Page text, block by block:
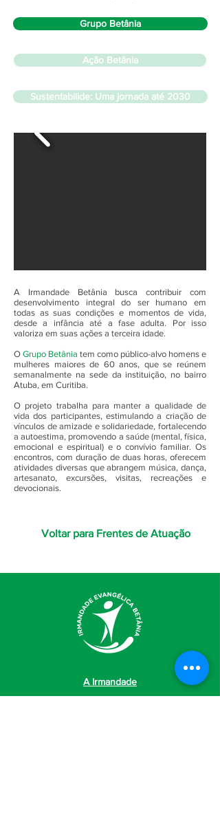
Grupo Betânia
Ação Betânia
Sustentabilide: Uma jornada até 2030
A Irmandade Betânia busca contribuir com
desenvolvimento integral do ser humano em
todas as suas condições e momentos de vida,
desde a infância até a fase adulta. Por isso
valoriza em suas ações a terceira idade.
O Grupo Betânia tem como público-alvo homens e
mulheres maiores de 60 anos, que se reúnem
semanalmente na sede da instituição, no bairro
Atuba, em Curitiba.
O projeto trabalha para manter a qualidade de
vida dos participantes, estimulando a criação de
vínculos de amizade e solidariedade, fortalecendo
a autoestima, promovendo a saúde (mental, física,
emocional e espiritual) e o convívio familiar. Os
encontros, com duração de duas horas, oferecem
atividades diversas que abrangem música, dança,
artesanato, excursões, visitas, recreações e
devocionais.
Voltar para Frentes de Atuação
A Irmandade